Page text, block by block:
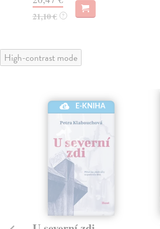
21,10 € ?
High-contrast mode
E-KNIHA